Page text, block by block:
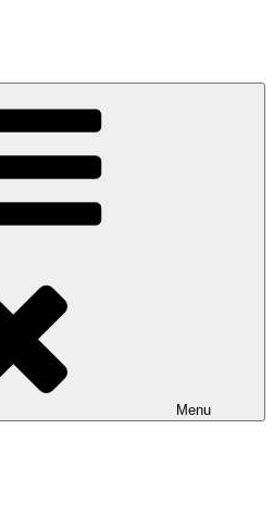
Menu